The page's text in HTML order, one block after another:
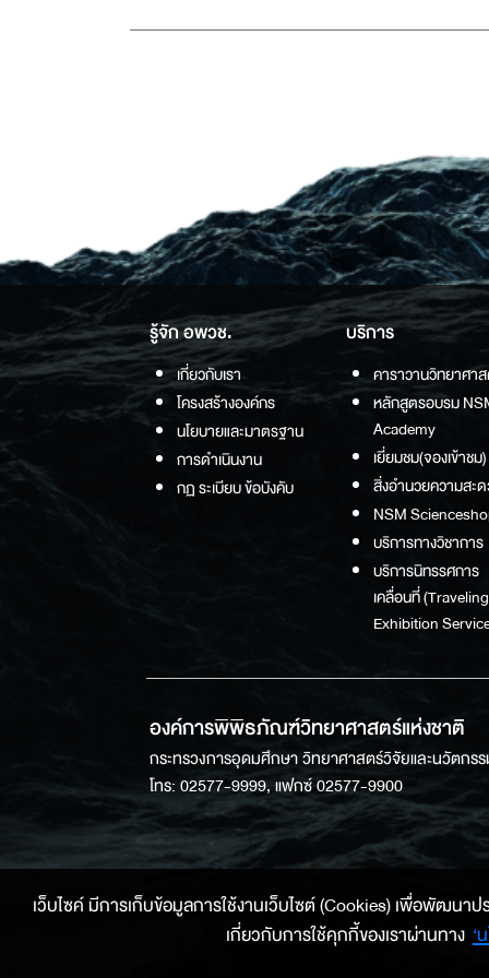
รู้จัก อพวช.
เกี่ยวกับเรา
โครงสร้างองค์กร
นโยบายและมาตรฐาน
การดำเนินงาน
กฏ ระเบียบ ข้อบังคับ
บริการ
คาราวานวิทยาศา
หลักสูตรอบรม
Academy
เยี่ยมชม(จองเข้าชม)
สิ่งอำนวยความสะ
NSM
บริการทางวิชาการ
บริการนิทรรศการ
เคลื่อนที่ (Traveling
Exhibition
องค์การพิพิธภัณฑ์วิทยาศาสตร์แห่งชาติ
กระทรวงการอุดมศึกษา วิทยาศาสตร์วิจัยและนวัตก
โทร: 02577-9999, แฟกซ์ 02577-9900
เว็บไซค์ มีการเก็บข้อมูลการใช้งานเว็บไซต์ (Cookies) เพื่อพัฒน
เกี่ยวกับการใช้คุกกี้ของเราผ่านทาง ‘